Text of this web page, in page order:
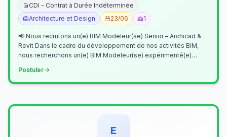
CDI - Contrat à Durée Indéterminée
Architecture et Design
23/06 1
📢 Nous recrutons un(e) BIM Modeleur(se) Senior – Archicad &
Revit Dans le cadre du développement de nos activités BIM,
nous recherchons un(e) BIM Modeleur(se) expérimenté(e)
Postuler
E